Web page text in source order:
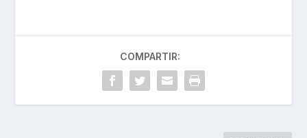
COMPARTIR: